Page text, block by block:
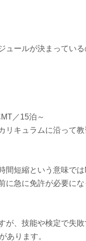
ュールが決まってい
／15泊～
キュラムに沿って
間短縮という意味で
急に免許が必要に
が、技能や検定で失
あります。